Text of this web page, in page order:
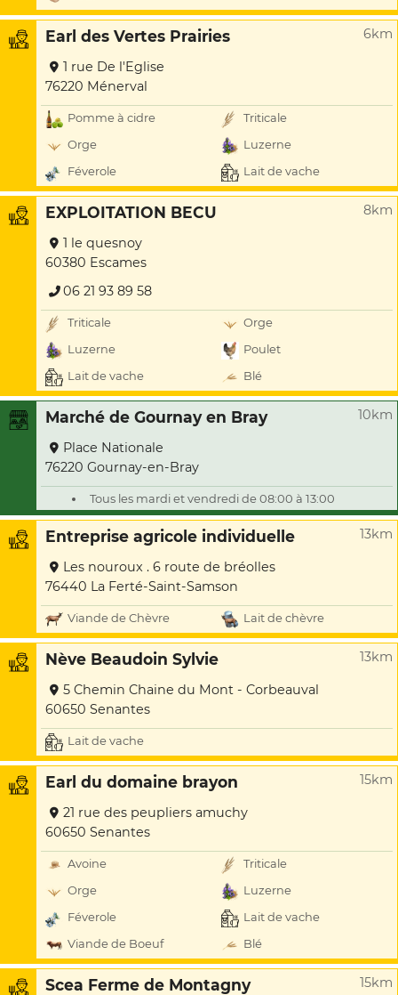
Earl des Vertes Prairies 6km
1 rue De l'Eglise
76220 Ménerval
Pomme à cidre
Triticale
Orge
Luzerne
Féverole
Lait de vache
EXPLOITATION BECU 8km
1 le quesnoy
60380 Escames
06 21 93 89 58
Triticale
Orge
Luzerne
Poulet
Lait de vache
Blé
Marché de Gournay en Bray 10km
Place Nationale
76220 Gournay-en-Bray
Tous les mardi et vendredi de 08:00 à 13:00
Entreprise agricole individuelle 13km
Les nouroux . 6 route de bréolles
76440 La Ferté-Saint-Samson
Viande de Chèvre Lait de chèvre
Nève Beaudoin Sylvie 13km
5 Chemin Chaine du Mont - Corbeauval
60650 Senantes
Lait de vache
Earl du domaine brayon 15km
21 rue des peupliers amuchy
60650 Senantes
Avoine
Triticale
Orge
Luzerne
Féverole
Lait de vache
Viande de Boeuf
Blé
Scea Ferme de Montagny 15km